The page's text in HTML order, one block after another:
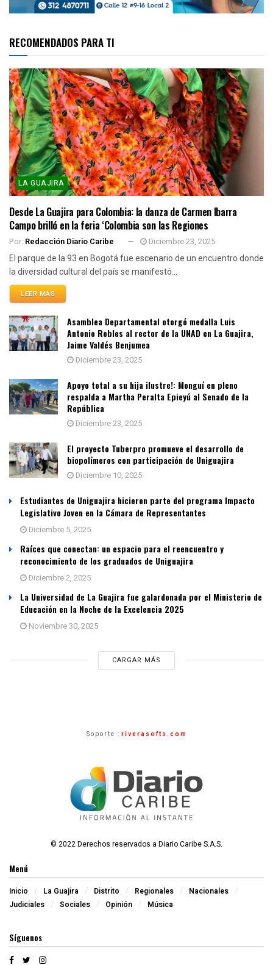
RECOMENDADOS PARA TI
LA GUAJIRA
Desde La Guajira para Colombia: la danza de Carmen Ibarra
Campo brilló en la feria ‘Colombia son las Regiones
Por: Redacción Diario Caribe Diciembre 23, 2025
El parque de la 93 en Bogotá fue escenario de un encuentro donde
la diversidad cultural del país se manifestó...
LEER MÁS
Asamblea Departamental otorgó medalla Luis
Antonio Robles al rector de la UNAD en La Guajira,
Jaime Valdés Benjumea
Diciembre 23, 2025
Apoyo total a su hija ilustre!: Monguí en pleno
respalda a Martha Peralta Epieyú al Senado de la
República
Diciembre 23, 2025
El proyecto Tuberpro promueve el desarrollo de
biopolímeros con participación de Uniguajira
Diciembre 10, 2025
Estudiantes de Uniguajira hicieron parte del programa Impacto
Legislativo Joven en la Cámara de Representantes
Diciembre 5, 2025
Raíces que conectan: un espacio para el reencuentro y
reconocimiento de los graduados de Uniguajira
Diciembre 2, 2025
La Universidad de La Guajira fue galardonada por el Ministerio de
Educación en la Noche de la Excelencia 2025
Noviembre 30, 2025
CARGAR MÁS
Soporte : riverasofts.com
© 2022 Derechos reservados a Diario Caribe S.A.S.
Menú
Inicio La Guajira Distrito Regionales
Nacionales
Judiciales
Sociales Opinión Música
Síguenos